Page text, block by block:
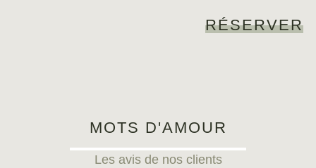
RÉSERVER
MOTS D'AMOUR
Les avis de nos clients